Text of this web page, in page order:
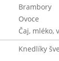
Brambory
Ovoce
Čaj, mléko,
Knedlíky